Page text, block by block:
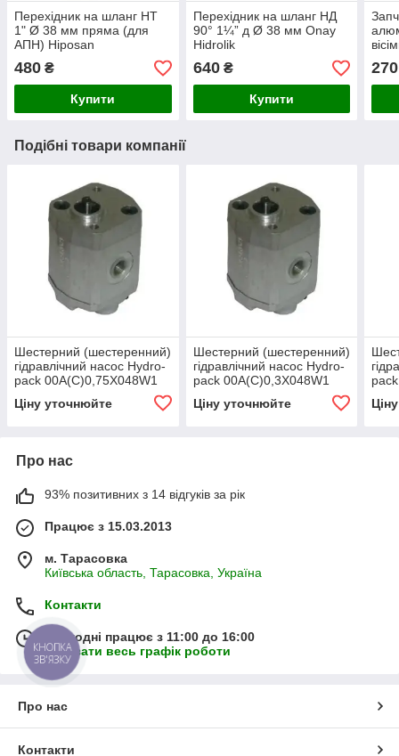
Перехідник на шланг НТ
1" Ø 38 мм пряма (для
АПН) Hiposan
480 ₴
Купити
Перехідник на шланг НД
90° 1¼” д Ø 38 мм Onay
Hidrolik
640₴
Купити
270
Подібні товари компанії
Шестерний (шестеренний)
гідравлічний насос Hydro-
pack 00A(C)0,75X048W1
Ціну уточнюйте
Шестерний (шестеренний)
гідравлічний насос Hydro-
pack 00A(C)0,3X048W1
Ціну уточнюйте
Про нас
93% позитивних з 14 відгуків за рік
Працює з 15.03.2013
м. Тарасовка
Київська область, Тарасовка, Україна
Контакти
Сьогодні працює з 11:00 до 16:00
Показати весь графік роботи
Про нас
Контакти
КНОПКА
ЗВ'ЯЗКУ